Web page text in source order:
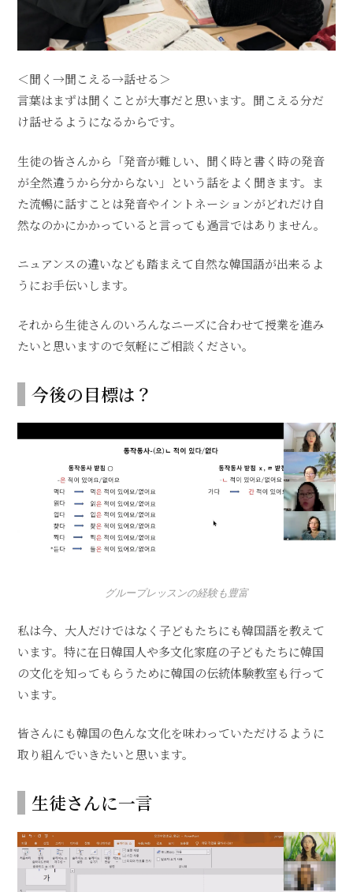
＜聞く→聞こえる→話せる＞
言葉はまずは聞くことが大事だと思います。聞こえる分だ
け話せるようになるからです。
生徒の皆さんから「発音が難しい、聞く時と書く時の発音
が全然違うから分からない」という話をよく聞きます。ま
た流暢に話すことは発音やイントネーションがどれだけ自
然なのかにかかっていると言っても過言ではありません。
ニュアンスの違いなども踏まえて自然な韓国語が出来るよ
うにお手伝いします。
それから生徒さんのいろんなニーズに合わせて授業を進み
たいと思いますので気軽にご相談ください。
今後の目標は？
グループレッスンの経験も豊富
私は今、大人だけではなく子どもたちにも韓国語を教えて
います。特に在日韓国人や多文化家庭の子どもたちに韓国
の文化を知ってもらうために韓国の伝統体験教室も行って
います。
皆さんにも韓国の色んな文化を味わっていただけるように
取り組んでいきたいと思います。
生徒さんに一言